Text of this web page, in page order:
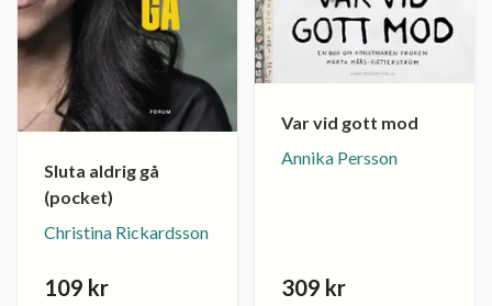
Sluta aldrig gå
(pocket)
Christina Rickardsson
109 kr
Var vid gott mod
Annika Persson
309 kr